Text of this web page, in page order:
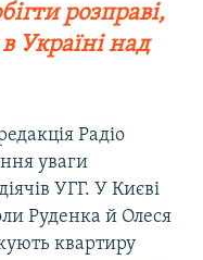
розправі,
Україні над
Радіо
уваги
УГГ. У Києві
Руденка й Олеся
квартиру